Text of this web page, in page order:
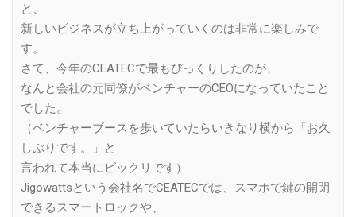
と、
新しいビジネスが立ち上がっていくのは非常に楽しみで
す。
さて、今年のCEATECで最もびっくりしたのが、
なんと会社の元同僚がベンチャーのCEOになっていたこと
でした。
（ベンチャーブースを歩いていたらいきなり横から「お久
しぶりです。」と
言われて本当にビックリです）
Jigowattsという会社名でCEATECでは、スマホで鍵の開閉
できるスマートロックや、